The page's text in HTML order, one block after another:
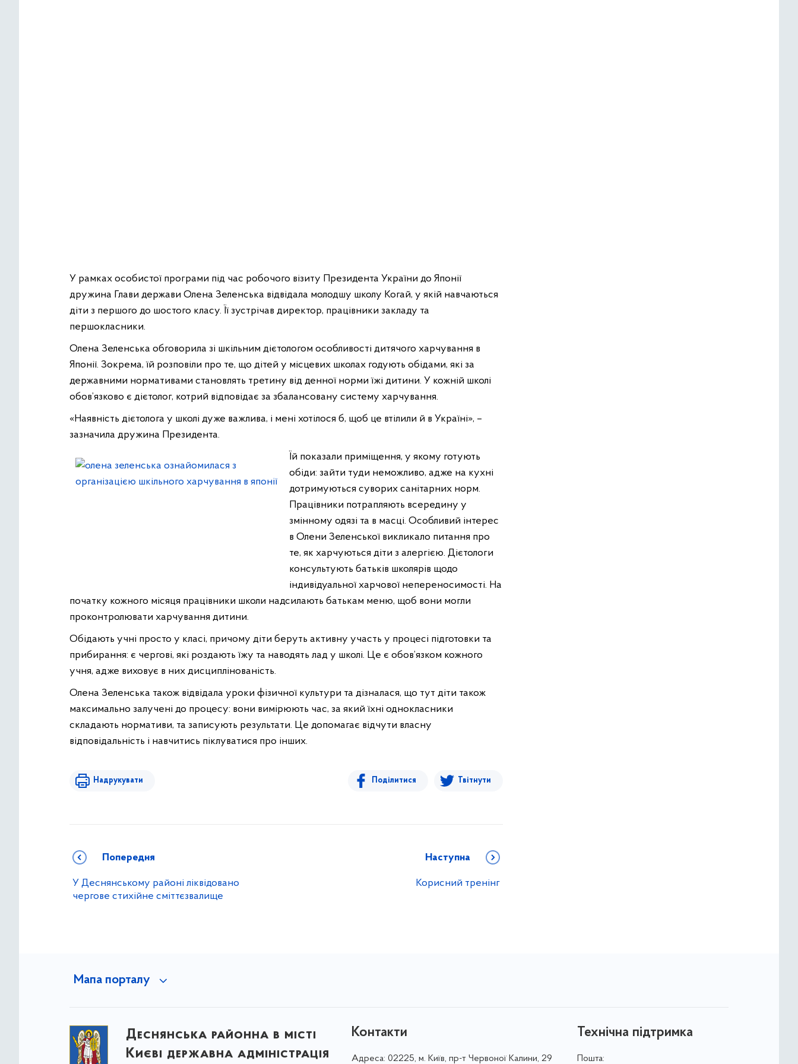
У рамках особистої програми під час робочого візиту Президента України до Японії
дружина Глави держави Олена Зеленська відвідала молодшу школу Когай, у якій навчаються
діти з першого до шостого класу. Її зустрічав директор, працівники закладу та
першокласники.
Олена Зеленська обговорила зі шкільним дієтологом особливості дитячого харчування в
Японії. Зокрема, їй розповіли про те, що дітей у місцевих школах годують обідами, які за
державними нормативами становлять третину від денної норми їжі дитини. У кожній школі
обов’язково є дієтолог, котрий відповідає за збалансовану систему харчування.
«Наявність дієтолога у школі дуже важлива, і мені хотілося б, щоб це втілили й в Україні», –
зазначила дружина Президента.
Їй показали приміщення, у якому готують
обіди: зайти туди неможливо, адже на кухні
дотримуються суворих санітарних норм.
Працівники потрапляють всередину у
змінному одязі та в масці. Особливий інтерес
в Олени Зеленської викликало питання про
те, як харчуються діти з алергією. Дієтологи
консультують батьків школярів щодо
індивідуальної харчової непереносимості. На
початку кожного місяця працівники школи надсилають батькам меню, щоб вони могли
проконтролювати харчування дитини.
Обідають учні просто у класі, причому діти беруть активну участь у процесі підготовки та
прибирання: є чергові, які роздають їжу та наводять лад у школі. Це є обов’язком кожного
учня, адже виховує в них дисциплінованість.
Олена Зеленська також відвідала уроки фізичної культури та дізналася, що тут діти також
максимально залучені до процесу: вони вимірюють час, за який їхні однокласники
складають нормативи, та записують результати. Це допомагає відчути власну
відповідальність і навчитись піклуватися про інших.
Надрукувати Поділитися Твітнути
Попередня
У Деснянському районі ліквідовано
чергове стихійне сміттєзвалище
Наступна
Корисний тренінг
Мапа порталу
Деснянська районна в місті
Києві державна адміністрація
Контакти
Адреса: 02225, м. Київ, пр-т Червоної Калини, 29
Технічна підтримка
Пошта: